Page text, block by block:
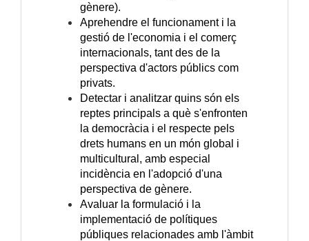
gènere).
Aprehendre el funcionament i la
gestió de l'economia i el comerç
internacionals, tant des de la
perspectiva d'actors públics com
privats.
Detectar i analitzar quins són els
reptes principals a què s'enfronten
la democràcia i el respecte pels
drets humans en un món global i
multicultural, amb especial
incidència en l'adopció d'una
perspectiva de gènere.
Avaluar la formulació i la
implementació de polítiques
públiques relacionades amb l'àmbit